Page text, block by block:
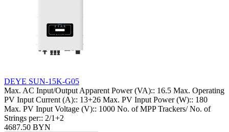
DEYE SUN-15K-G05
Max. AC Input/Output Apparent Power (VA):: 16.5 Max. Operating
PV Input Current (A):: 13+26 Max. PV Input Power (W):: 180
Max. PV Input Voltage (V):: 1000 No. of MPP Trackers/ No. of
Strings per:: 2/1+2
4687.50 BYN